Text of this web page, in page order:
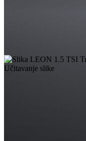
Učitavanje slike